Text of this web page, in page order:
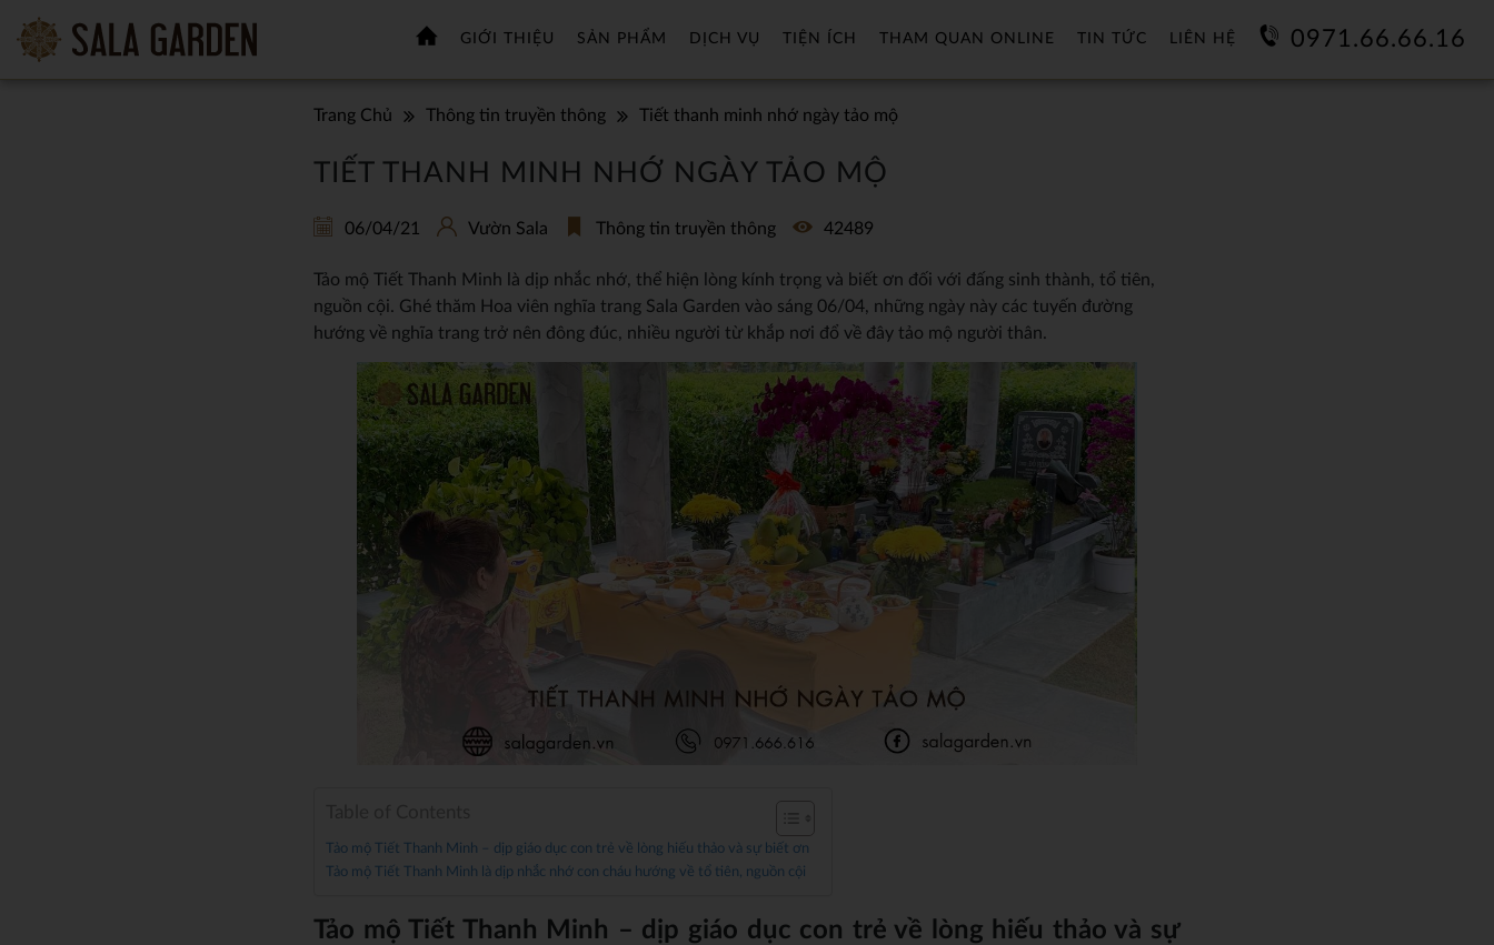
GIỚI THIỆU SẢN PHẨM DỊCH VỤ TIỆN ÍCH THAM QUAN ONLINE TIN TỨC LIÊN HỆ 0971.66.66.16
Trang Chủ Thông tin truyền thông Tiết thanh minh nhớ ngày tảo mộ
TIẾT THANH MINH NHỚ NGÀY TẢO MỘ
06/04/21 Vườn Sala Thông tin truyền thông 42489
Tảo mộ Tiết Thanh Minh là dịp nhắc nhớ, thể hiện lòng kính trọng và biết ơn đối với đấng sinh thành, tổ tiên,
nguồn cội. Ghé thăm Hoa viên nghĩa trang Sala Garden vào sáng 06/04, những ngày này các tuyến đường
hướng về nghĩa trang trở nên đông đúc, nhiều người từ khắp nơi đổ về đây tảo mộ người thân.
Tảo mộ Tiết Thanh Minh – dịp giáo dục con trẻ về lòng hiếu thảo và sự biết ơn
Tảo mộ Tiết Thanh Minh là dịp nhắc nhớ con cháu hướng về tổ tiên, nguồn cội
Tảo mộ Tiết Thanh Minh – dịp giáo dục con trẻ về lòng hiếu thảo và sự